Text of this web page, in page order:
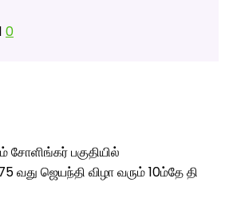
0
பகுதியில்
வது ஜெயந்தி விழா வரும் 10ம்தே தி